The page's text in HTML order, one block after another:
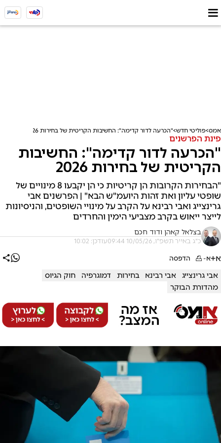
אמס פוליטי חדש "הכרעה לדור קדימה": החשיבות הקריטית של בחירות 2026
פינת הפרשנים
"הכרעה לדור קדימה": החשיבות
הקריטית של בחירות 2026
"הבחירות הקרובות הן קריטיות כי הן יקבעו 8 מינויים של
שופטי עליון ואת זהות היועמ"ש הבא" | הפרשנים אבי
גרינצייג ואבי רבינא על הקרב על מינויי השופטים, והניסיונות
לייצר ייאוש בקרב מצביעי הימין והחרדים
בצלאל קאהן ודוד חכם
כ"ג באייר תשפ"ו, 10/05/26 09:44 עודכן: 10:02
א+א- הדפסה
אבי גרינצייג אבי רבינא בחירות דמוגרפיה
חוק הגיוס
מהדורת הבוקר